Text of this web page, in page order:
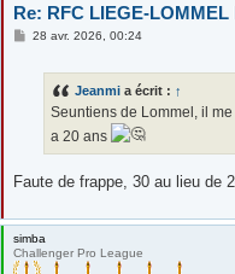
Re: RFC LIEGE-
M28 avr. 2026, 00:24
Jeanmi a écrit : ↑
Seuntiens de Lommel, il
a 20 ans
Faute de frappe, 30 au lieu de
simba
Challenger Pro League